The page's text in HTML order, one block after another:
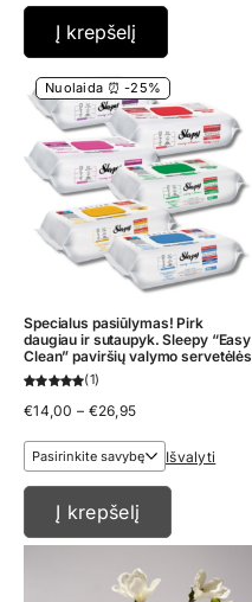
was:
€24,93.
is:
€19,95.
Į krepšelį
Nuolaida ⏰ -25%
Specialus pasiūlymas! Pirk
daugiau ir sutaupyk. Sleepy “Easy
Clean” paviršių valymo servetėlės
1
€14,00 – €26,95Price
€14,00
throughIšvalyti
Į krepšelį